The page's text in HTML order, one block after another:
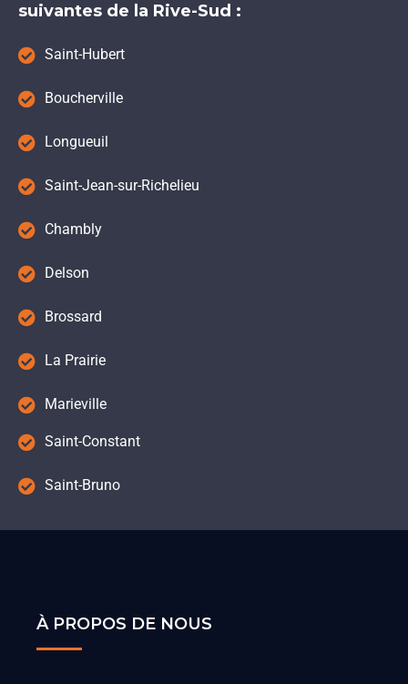
suivantes de la Rive-Sud :
Saint-Hubert
Boucherville
Longueuil
Saint-Jean-sur-Richelieu
Chambly
Delson
Brossard
La Prairie
Marieville
Saint-Constant
Saint-Bruno
À PROPOS DE NOUS